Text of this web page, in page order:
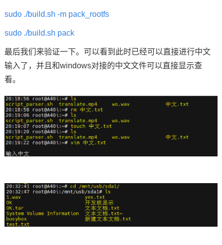
sudo ./build.sh -m pack_rootfs
sudo ./build.sh pack
最后我们来验证一下。可以看到此时已经可以直接进行中文
输入了，并且和windows对接的中文文件可以直接显示查
看。